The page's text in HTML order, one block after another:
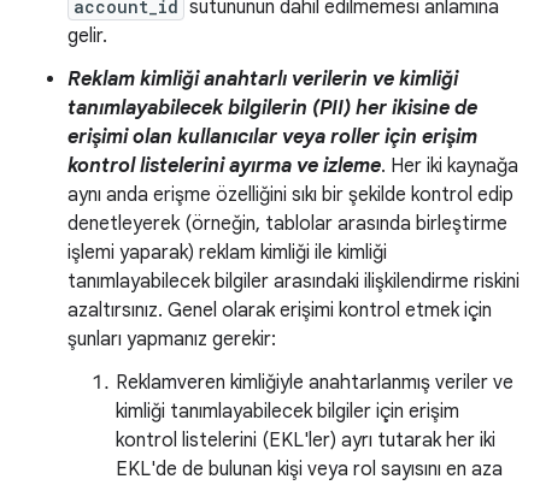
account_id sütununun dahil edilmemesi anlamına
gelir.
Reklam kimliği anahtarlı verilerin ve kimliği
tanımlayabilecek bilgilerin (PII) her ikisine de
erişimi olan kullanıcılar veya roller için erişim
kontrol listelerini ayırma ve izleme. Her iki kaynağa
aynı anda erişme özelliğini sıkı bir şekilde kontrol edip
denetleyerek (örneğin, tablolar arasında birleştirme
işlemi yaparak) reklam kimliği ile kimliği
tanımlayabilecek bilgiler arasındaki ilişkilendirme riskini
azaltırsınız. Genel olarak erişimi kontrol etmek için
şunları yapmanız gerekir:
Reklamveren kimliğiyle anahtarlanmış veriler ve
kimliği tanımlayabilecek bilgiler için erişim
kontrol listelerini (EKL'ler) ayrı tutarak her iki
EKL'de de bulunan kişi veya rol sayısını en aza